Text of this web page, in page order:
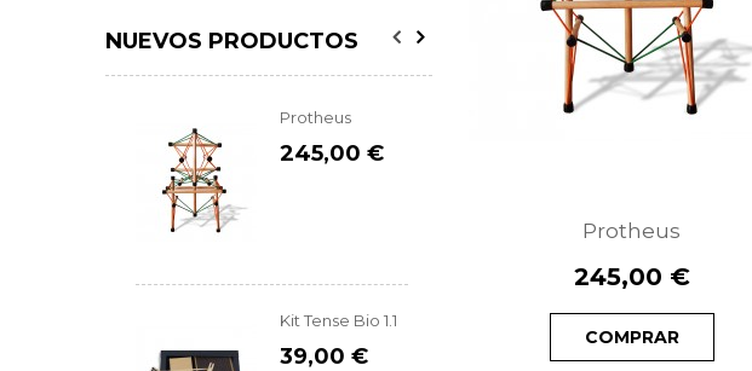
Protheus
245,00 €
COMPRAR
NUEVOS PRODUCTOS
Protheus
245,00 €
Kit Tense Bio 1.1
39,00 €
Twinset
Something in
between